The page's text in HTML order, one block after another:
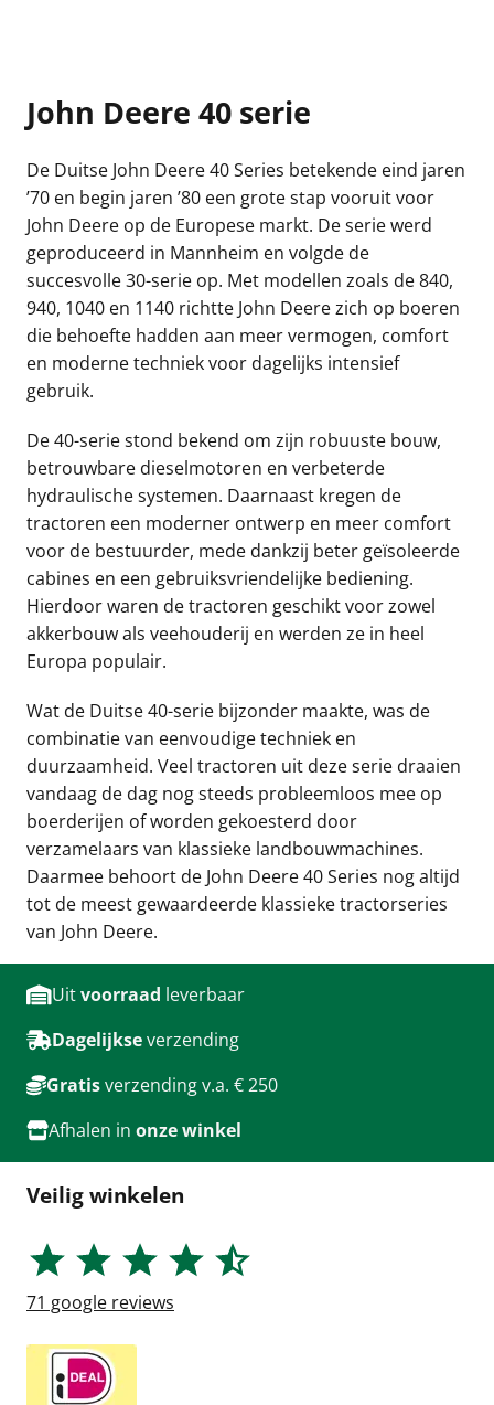
John Deere 40 serie
De Duitse John Deere 40 Series betekende eind jaren
’70 en begin jaren ’80 een grote stap vooruit voor
John Deere op de Europese markt. De serie werd
geproduceerd in Mannheim en volgde de
succesvolle 30-serie op. Met modellen zoals de 840,
940, 1040 en 1140 richtte John Deere zich op boeren
die behoefte hadden aan meer vermogen, comfort
en moderne techniek voor dagelijks intensief
gebruik.
De 40-serie stond bekend om zijn robuuste bouw,
betrouwbare dieselmotoren en verbeterde
hydraulische systemen. Daarnaast kregen de
tractoren een moderner ontwerp en meer comfort
voor de bestuurder, mede dankzij beter geïsoleerde
cabines en een gebruiksvriendelijke bediening.
Hierdoor waren de tractoren geschikt voor zowel
akkerbouw als veehouderij en werden ze in heel
Europa populair.
Wat de Duitse 40-serie bijzonder maakte, was de
combinatie van eenvoudige techniek en
duurzaamheid. Veel tractoren uit deze serie draaien
vandaag de dag nog steeds probleemloos mee op
boerderijen of worden gekoesterd door
verzamelaars van klassieke landbouwmachines.
Daarmee behoort de John Deere 40 Series nog altijd
tot de meest gewaardeerde klassieke tractorseries
van John Deere.
Uitvoorraad leverbaar
Dagelijkseverzending
Gratisverzending v.a. € 250
Afhalen in onze winkel
Veilig winkelen
71 google reviews